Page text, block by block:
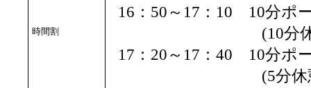
時間割
16：50～17：10 10分ポ
(10分休
17：20～17：40 10分ポ
(5分休